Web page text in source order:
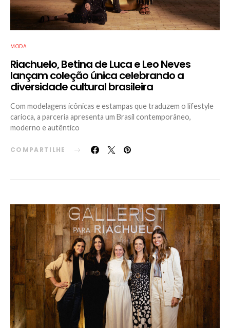
MODA
Riachuelo, Betina de Luca e Leo Neves
lançam coleção única celebrando a
diversidade cultural brasileira
Com modelagens icônicas e estampas que traduzem o lifestyle
carioca, a parceria apresenta um Brasil contemporâneo,
moderno e autêntico
COMPARTILHE